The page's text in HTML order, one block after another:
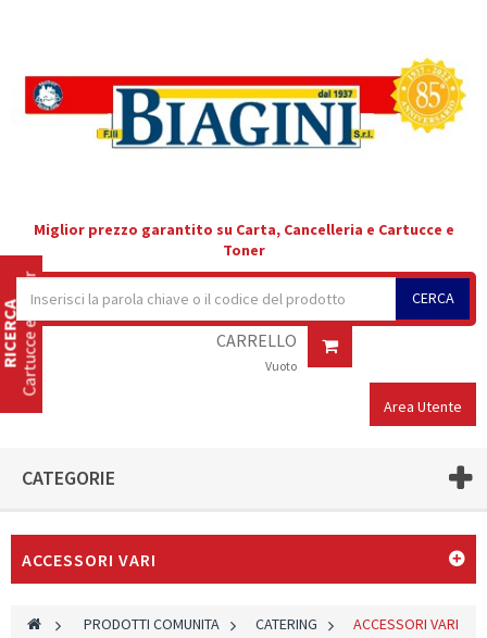
Miglior prezzo garantito su Carta, Cancelleria e Cartucce e
Toner
CERCA
CARRELLO
Vuoto
Area Utente
CATEGORIE
ACCESSORI VARI
> PRODOTTI COMUNITA > CATERING > ACCESSORI VARI
Cartucce e Toner